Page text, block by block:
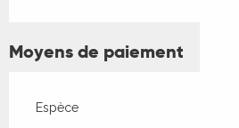
Moyens de paiement
Espèce